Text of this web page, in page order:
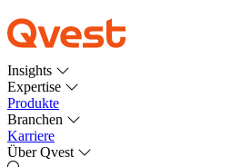
Insights
Expertise
Produkte
Branchen
Karriere
Über Qvest